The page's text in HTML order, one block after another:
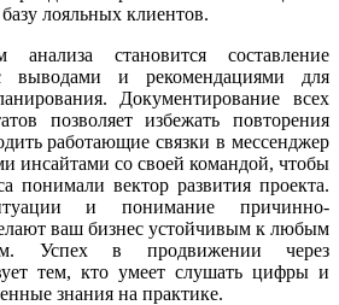
лояльных клиентов.
становится составление
выводами и рекомендациями для
Документирование всех
позволяет избежать повторения
работающие связки в мессенджер
инсайтами со своей командой, чтобы
понимали вектор развития проекта.
и понимание причинно-
ваш бизнес устойчивым к любым
Успех в продвижении через
тем, кто умеет слушать цифры и
знания на практике.